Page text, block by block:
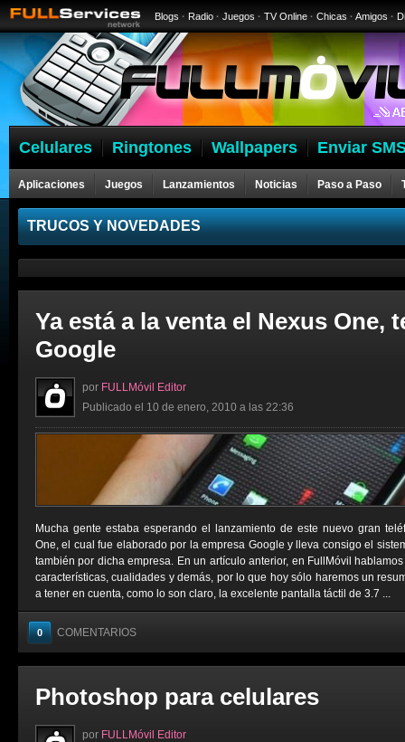
Blogs · Radio · Juegos · TV Online · Chicas · Amigos ·
Celulares Ringtones Wallpapers Enviar
Aplicaciones Juegos Lanzamientos Noticias Paso a Paso
Celulares
TRUCOS Y NOVEDADES
Ya está a la venta el Nexus One,
Google
por FULLMóvil Editor
Publicado el 10 de enero, 2010 a las 22:36
Mucha gente estaba esperando el lanzamiento de este nuevo gran
One, el cual fue elaborado por la empresa Google y lleva consigo el
también por dicha empresa. En un artículo anterior, en FullMóvil
características, cualidades y demás, por lo que hoy sólo haremos un
a tener en cuenta, como lo son claro, la excelente pantalla táctil de 3.7 ...
0 COMENTARIOS
Photoshop para celulares
por FULLMóvil Editor